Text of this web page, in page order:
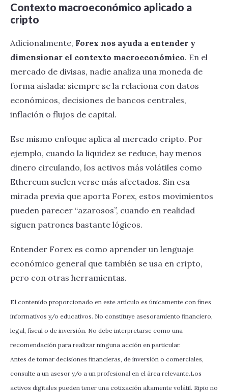
Contexto macroeconómico aplicado a
cripto
Adicionalmente, Forex nos ayuda a entender y
dimensionar el contexto macroeconómico. En el
mercado de divisas, nadie analiza una moneda de
forma aislada: siempre se la relaciona con datos
económicos, decisiones de bancos centrales,
inflación o flujos de capital.
Ese mismo enfoque aplica al mercado cripto. Por
ejemplo, cuando la liquidez se reduce, hay menos
dinero circulando, los activos más volátiles como
Ethereum suelen verse más afectados. Sin esa
mirada previa que aporta Forex, estos movimientos
pueden parecer “azarosos”, cuando en realidad
siguen patrones bastante lógicos.
Entender Forex es como aprender un lenguaje
económico general que también se usa en cripto,
pero con otras herramientas.
El contenido proporcionado en este artículo es únicamente con fines
informativos y/o educativos. No constituye asesoramiento financiero,
legal, fiscal o de inversión. No debe interpretarse como una
recomendación para realizar ninguna acción en particular.
Antes de tomar decisiones financieras, de inversión o comerciales,
consulte a un asesor y/o a un profesional en el área relevante.Los
activos digitales pueden tener una cotización altamente volátil. Ripio no